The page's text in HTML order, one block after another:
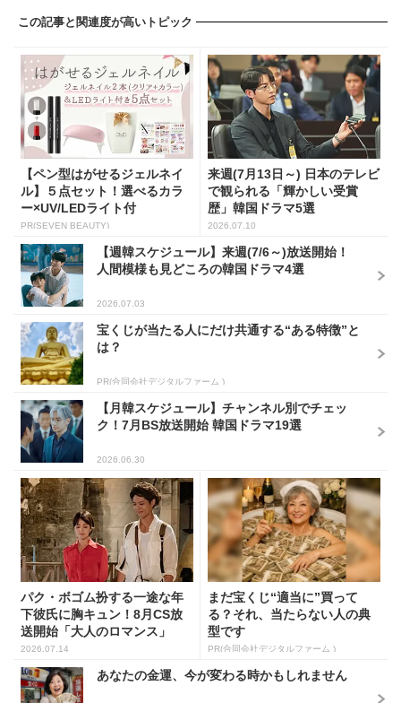
この記事と関連度が高いトピック
【ペン型はがせるジェルネイ
ル】５点セット！選べるカラ
ー×UV/LEDライト付
PR(SEVEN BEAUTY)
来週(7月13日～) 日本のテレビ
で観られる「輝かしい受賞
歴」韓国ドラマ5選
2026.07.10
【週韓スケジュール】来週(7/6～)放送開始！
人間模様も見どころの韓国ドラマ4選
2026.07.03
宝くじが当たる人にだけ共通する“ある特徴”と
は？
PR(合同会社デジタルファーム )
【月韓スケジュール】チャンネル別でチェッ
ク！7月BS放送開始 韓国ドラマ19選
2026.06.30
パク・ボゴム扮する一途な年
下彼氏に胸キュン！8月CS放
送開始「大人のロマンス」
韓...
2026.07.14
まだ宝くじ“適当に”買って
る？それ、当たらない人の典
型です
PR(合同会社デジタルファーム )
あなたの金運、今が変わる時かもしれません